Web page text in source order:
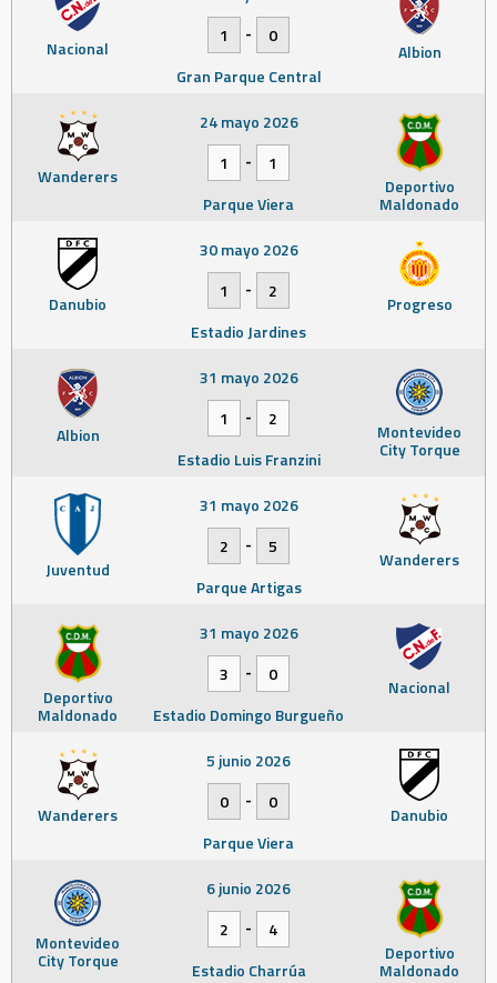
Nacional Albion
1
-
0
Gran Parque Central
Wanderers Deportivo
Maldonado
24 mayo 2026
1
-
1
Parque Viera
Danubio Progreso
30 mayo 2026
1
-
2
Estadio Jardines
Albion Montevideo
City Torque
31 mayo 2026
1
-
2
Estadio Luis Franzini
Juventud Wanderers
31 mayo 2026
2
-
5
Parque Artigas
Deportivo
Maldonado
Nacional
31 mayo 2026
3
-
0
Estadio Domingo Burgueño
Wanderers Danubio
5 junio 2026
0
-
0
Parque Viera
Montevideo
City Torque Deportivo
Maldonado
6 junio 2026
2
-
4
Estadio Charrúa